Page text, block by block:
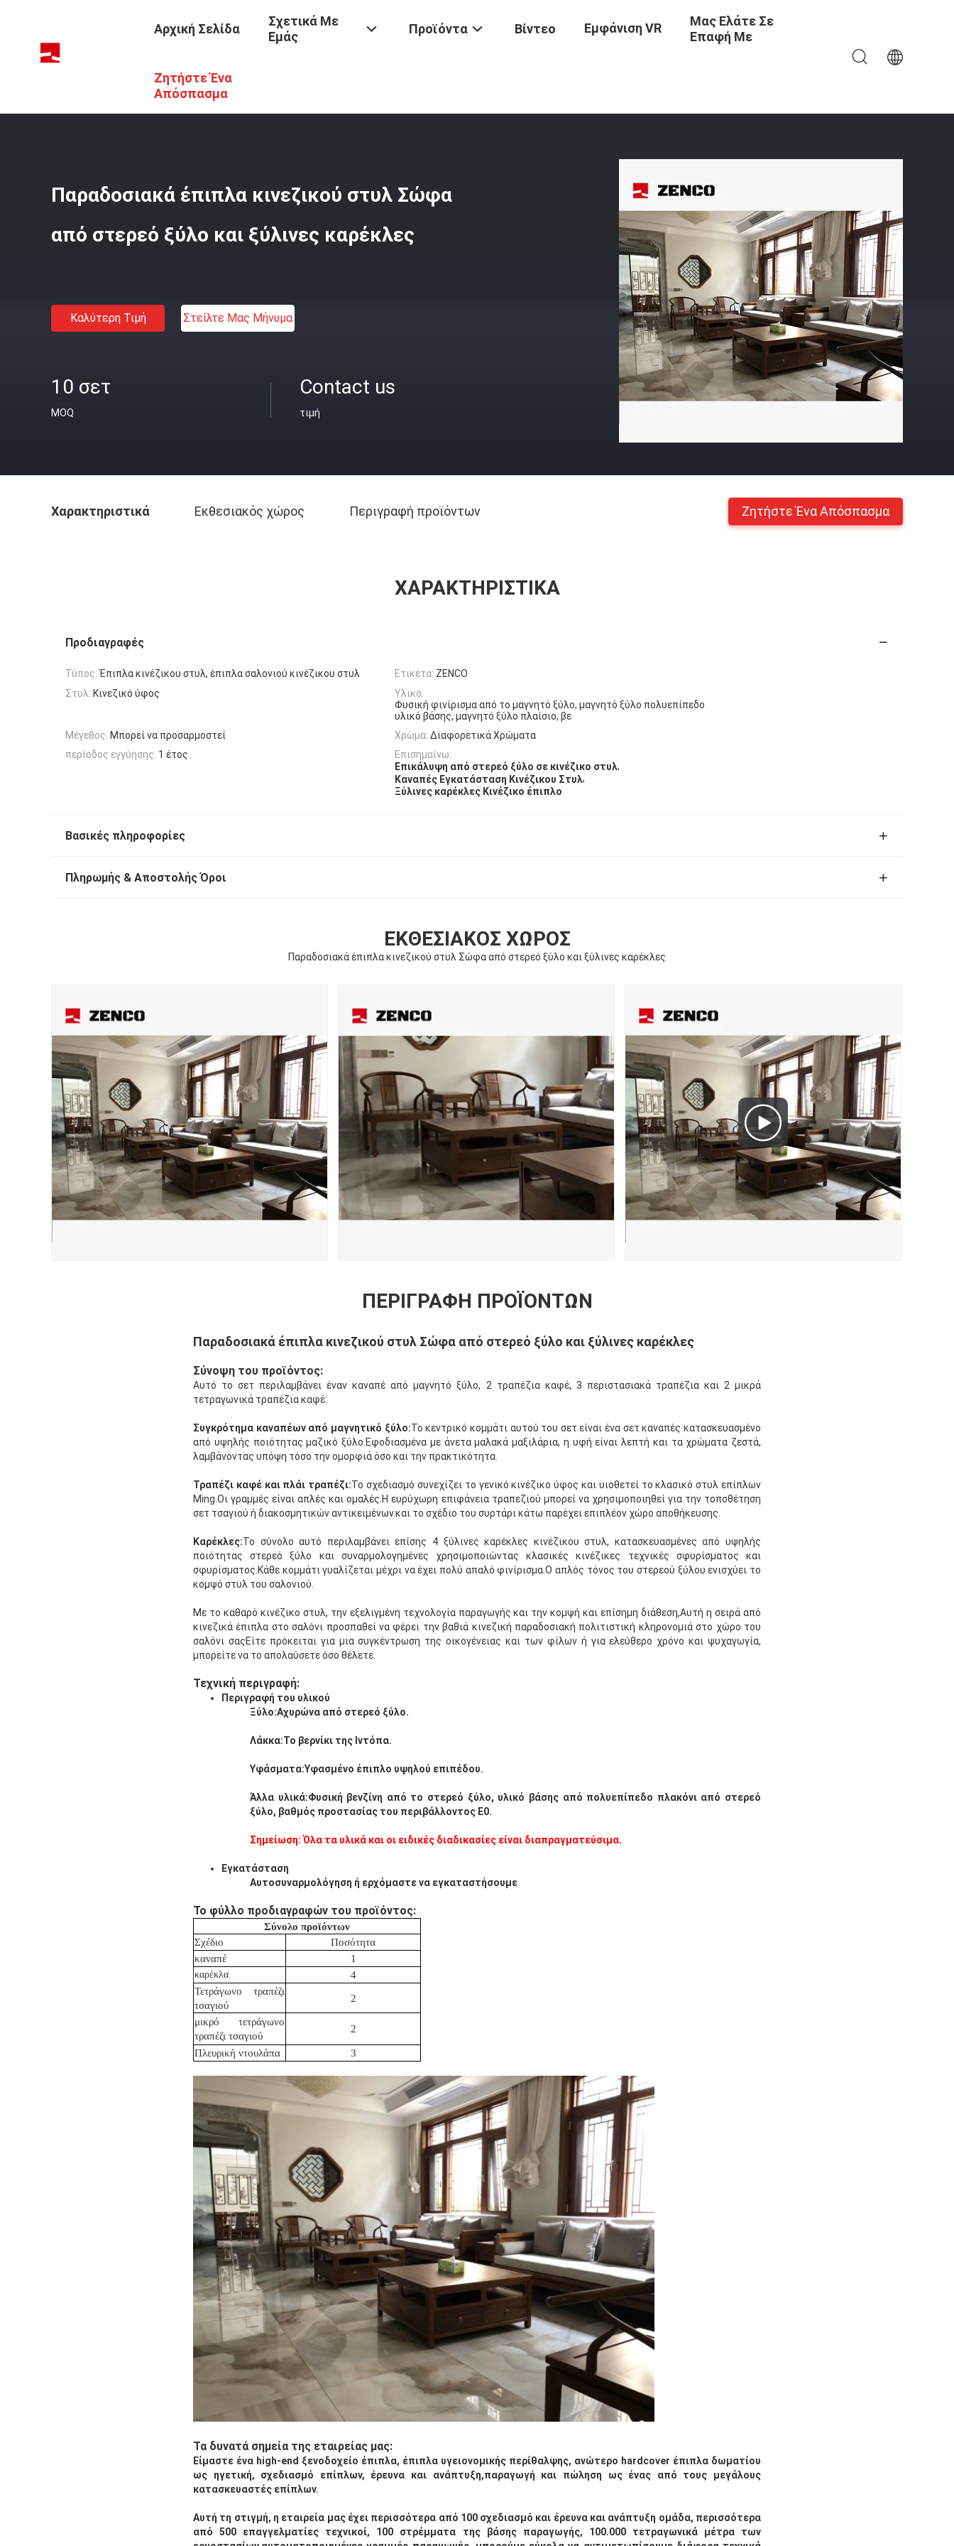
Αρχική Σελίδα
Σχετικά Με
Εμάς
Προϊόντα Βίντεο Εμφάνιση VR
Μας Ελάτε Σε
Επαφή Με
Ζητήστε Ένα
Απόσπασμα
Προϊόντα / Έπιπλα Κινέζικου Στυλ
Παραδοσιακά έπιπλα κινεζικού στυλ Σώφα
από στερεό ξύλο και ξύλινες καρέκλες
Καλύτερη Τιμή Στείλτε Μας Μήνυμα
10 σετ
MOQ
Contact us
τιμή
Χαρακτηριστικά Εκθεσιακός χώρος Περιγραφή προϊόντων Ζητήστε Ένα Απόσπασμα
ΧΑΡΑΚΤΗΡΙΣΤΙΚΆ
Προδιαγραφές
Τύπος: Έπιπλα κινέζικου στυλ, έπιπλα σαλονιού κινέζικου στυλ Ετικέτα: ZENCO
Στυλ: Κινεζικό ύφος
Υλικό:
Φυσική φινίρισμα από το μαγνητό ξύλο, μαγνητό ξύλο πολυεπίπεδο
υλικό βάσης, μαγνητό ξύλο πλαίσιο, βε
Μέγεθος: Μπορεί να προσαρμοστεί Χρώμα: Διαφορετικά Χρώματα
περίοδος εγγύησης: 1 έτος
Επισημαίνω:
Επικάλυψη από στερεό ξύλο σε κινέζικο στυλ,
Καναπές Εγκατάσταση Κινέζικου Στυλ,
Ξύλινες καρέκλες Κινέζικο έπιπλο
Βασικές πληροφορίες
Πληρωμής & Αποστολής Όροι
ΕΚΘΕΣΙΑΚΌΣ ΧΏΡΟΣ
Παραδοσιακά έπιπλα κινεζικού στυλ Σώφα από στερεό ξύλο και ξύλινες καρέκλες
ΠΕΡΙΓΡΑΦΉ ΠΡΟΪΌΝΤΩΝ
Παραδοσιακά έπιπλα κινεζικού στυλ Σώφα από στερεό ξύλο και ξύλινες καρέκλες
Σύνοψη του προϊόντος:
Αυτό το σετ περιλαμβάνει έναν καναπέ από μαγνητό ξύλο, 2 τραπέζια καφέ, 3 περιστασιακά τραπέζια και 2 μικρά
τετραγωνικά τραπέζια καφέ:
Συγκρότημα καναπέων από μαγνητικό ξύλο:Το κεντρικό κομμάτι αυτού του σετ είναι ένα σετ καναπές κατασκευασμένο
από υψηλής ποιότητας μαζικό ξύλο.Εφοδιασμένα με άνετα μαλακά μαξιλάρια, η υφή είναι λεπτή και τα χρώματα ζεστά,
λαμβάνοντας υπόψη τόσο την ομορφιά όσο και την πρακτικότητα.
Τραπέζι καφέ και πλάι τραπέζι:Το σχεδιασμό συνεχίζει το γενικό κινέζικο ύφος και υιοθετεί το κλασικό στυλ επίπλων
Ming.Οι γραμμές είναι απλές και ομαλές.Η ευρύχωρη επιφάνεια τραπεζιού μπορεί να χρησιμοποιηθεί για την τοποθέτηση
σετ τσαγιού ή διακοσμητικών αντικειμένων.και το σχέδιο του συρτάρι κάτω παρέχει επιπλέον χώρο αποθήκευσης.
Καρέκλες:Το σύνολο αυτό περιλαμβάνει επίσης 4 ξύλινες καρέκλες κινέζικου στυλ, κατασκευασμένες από υψηλής
ποιότητας στερεό ξύλο και συναρμολογημένες χρησιμοποιώντας κλασικές κινέζικες τεχνικές σφυρίσματος και
σφυρίσματος.Κάθε κομμάτι γυαλίζεται μέχρι να έχει πολύ απαλό φινίρισμα.Ο απλός τόνος του στερεού ξύλου ενισχύει το
κομψό στυλ του σαλονιού.
Με το καθαρό κινέζικο στυλ, την εξελιγμένη τεχνολογία παραγωγής και την κομψή και επίσημη διάθεση,Αυτή η σειρά από
κινεζικά έπιπλα στο σαλόνι προσπαθεί να φέρει την βαθιά κινεζική παραδοσιακή πολιτιστική κληρονομιά στο χώρο του
σαλόνι σαςΕίτε πρόκειται για μια συγκέντρωση της οικογένειας και των φίλων ή για ελεύθερο χρόνο και ψυχαγωγία,
μπορείτε να το απολαύσετε όσο θέλετε.
Τεχνική περιγραφή:
Περιγραφή του υλικού
Ξύλο:Αχυρώνα από στερεό ξύλο.
Λάκκα:Το βερνίκι της Ιντόπα.
Υφάσματα:Υφασμένο έπιπλο υψηλού επιπέδου.
Άλλα υλικά:Φυσική βενζίνη από το στερεό ξύλο, υλικό βάσης από πολυεπίπεδο πλακόνι από στερεό
ξύλο, βαθμός προστασίας του περιβάλλοντος E0.
Σημείωση: Όλα τα υλικά και οι ειδικές διαδικασίες είναι διαπραγματεύσιμα.
Εγκατάσταση
Αυτοσυναρμολόγηση ή ερχόμαστε να εγκαταστήσουμε
Το φύλλο προδιαγραφών του προϊόντος:
Σύνολο προϊόντων
Σχέδιο
Ποσότητα
καναπέ
1
καρέκλα
4
Τετράγωνο τραπέζι
τσαγιού
2
μικρό τετράγωνο
τραπέζι τσαγιού
2
Πλευρική ντουλάπα 3
Τα δυνατά σημεία της εταιρείας μας:
Είμαστε ένα high-end ξενοδοχείο έπιπλα, έπιπλα υγειονομικής περίθαλψης, ανώτερο hardcover έπιπλα δωματίου
ως ηγετική, σχεδιασμό επίπλων, έρευνα και ανάπτυξη,παραγωγή και πώληση ως ένας από τους μεγάλους
κατασκευαστές επίπλων.
Αυτή τη στιγμή, η εταιρεία μας έχει περισσότερα από 100 σχεδιασμό και έρευνα και ανάπτυξη ομάδα, περισσότερα
από 500 επαγγελματίες τεχνικοί, 100 στρέμματα της βάσης παραγωγής, 100.000 τετραγωνικά μέτρα των